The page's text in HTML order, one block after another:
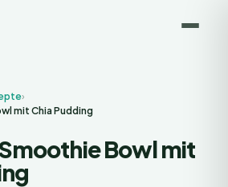
›
mit Chia Pudding
Bowl mit